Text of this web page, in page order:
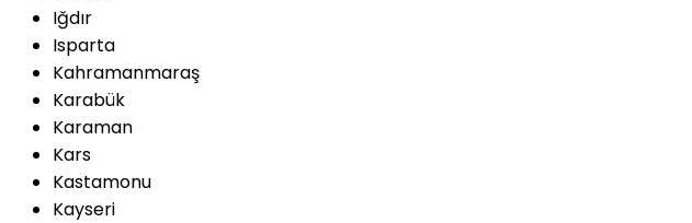
Iğdır
Isparta
Kahramanmaraş
Karabük
Karaman
Kars
Kastamonu
Kayseri